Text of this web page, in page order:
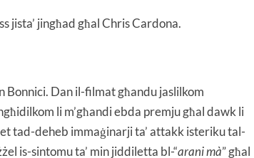
jista’ jingħad għal Chris Cardona.
Bonnici. Dan il-filmat għandu jaslilkom
li m’għandi ebda premju għal dawk li
tad-deheb immaġinarji ta’ attakk isteriku tal-
is-sintomu ta’ min jiddiletta bl-“arani mà” għal